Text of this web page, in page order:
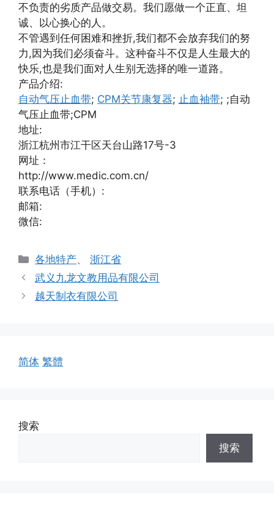
不负责的劣质产品做交易。我们愿做一个正直、坦
诚、以心换心的人。
不管遇到任何困难和挫折,我们都不会放弃我们的努
力,因为我们必须奋斗。这种奋斗不仅是人生最大的
快乐,也是我们面对人生别无选择的唯一道路。
产品介绍:
自动气压止血带; CPM关节康复器; 止血袖带; ;自动
气压止血带;CPM
地址:
浙江杭州市江干区天台山路17号-3
网址：
http://www.medic.com.cn/
联系电话（手机）:
邮箱:
微信:
分
类
各地特产、浙江省
武义九龙文教用品有限公司
越天制衣有限公司
简体 繁體
搜索
搜索